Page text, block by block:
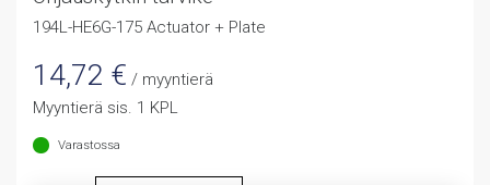
194L-HE6G-175 Actuator + Plate
14,72 € / myyntierä
Myyntierä sis. 1 KPL
Varastossa